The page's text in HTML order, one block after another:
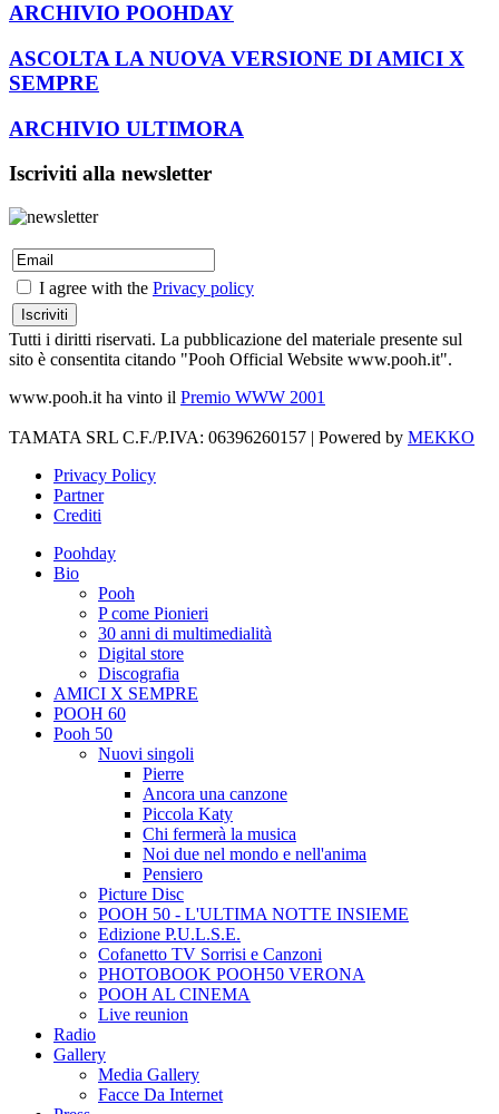
ARCHIVIO POOHDAY
ASCOLTA LA NUOVA VERSIONE DI AMICI X
SEMPRE
ARCHIVIO ULTIMORA
Iscriviti alla newsletter
I agree with the Privacy policy
Tutti i diritti riservati. La pubblicazione del materiale presente sul
sito è consentita citando "Pooh Official Website www.pooh.it".
www.pooh.it ha vinto il Premio WWW 2001
TAMATA SRL C.F./P.IVA: 06396260157 | Powered by MEKKO
Privacy Policy
Partner
Crediti
Poohday
Bio
Pooh
P come Pionieri
30 anni di multimedialità
Digital store
Discografia
AMICI X SEMPRE
POOH 60
Pooh 50
Nuovi singoli
Pierre
Ancora una canzone
Piccola Katy
Chi fermerà la musica
Noi due nel mondo e nell'anima
Pensiero
Picture Disc
POOH 50 - L'ULTIMA NOTTE INSIEME
Edizione P.U.L.S.E.
Cofanetto TV Sorrisi e Canzoni
PHOTOBOOK POOH50 VERONA
POOH AL CINEMA
Live reunion
Radio
Gallery
Media Gallery
Facce Da Internet